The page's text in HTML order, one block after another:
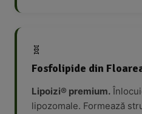
🧬
Fosfolipide din
Lipoizi® premium.
lipozomale. Formează